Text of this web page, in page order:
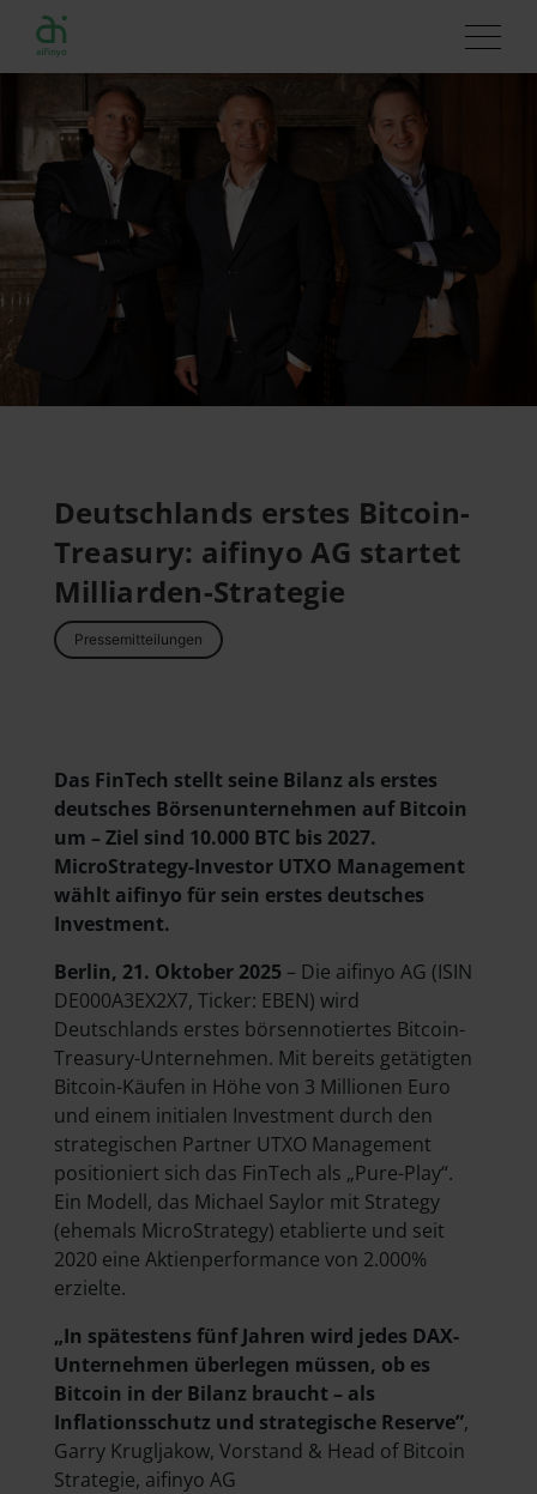
Deutschlands erstes Bitcoin-
Treasury: aifinyo AG startet
Milliarden-Strategie
Pressemitteilungen
Das FinTech stellt seine Bilanz als erstes
deutsches Börsenunternehmen auf Bitcoin
um – Ziel sind 10.000 BTC bis 2027.
MicroStrategy-Investor UTXO Management
wählt aifinyo für sein erstes deutsches
Investment.
Berlin, 21. Oktober 2025 – Die aifinyo AG (ISIN
DE000A3EX2X7, Ticker: EBEN) wird
Deutschlands erstes börsennotiertes Bitcoin-
Treasury-Unternehmen. Mit bereits getätigten
Bitcoin-Käufen in Höhe von 3 Millionen Euro
und einem initialen Investment durch den
strategischen Partner UTXO Management
positioniert sich das FinTech als „Pure-Play“.
Ein Modell, das Michael Saylor mit Strategy
(ehemals MicroStrategy) etablierte und seit
2020 eine Aktienperformance von 2.000%
erzielte.
„In spätestens fünf Jahren wird jedes DAX-
Unternehmen überlegen müssen, ob es
Bitcoin in der Bilanz braucht – als
Inflationsschutz und strategische Reserve”,
Garry Krugljakow, Vorstand & Head of Bitcoin
Strategie, aifinyo AG